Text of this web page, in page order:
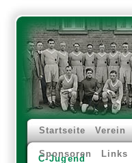
Startseite Verein
Sponsoren Links
C-Jugend